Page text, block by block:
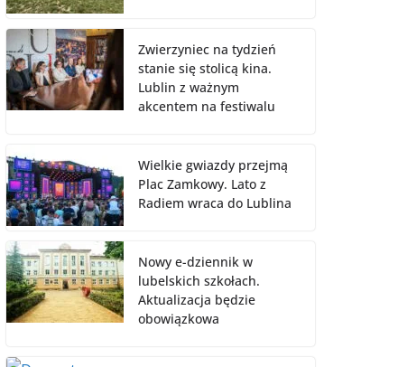
Zwierzyniec na tydzień
stanie się stolicą kina.
Lublin z ważnym
akcentem na festiwalu
Wielkie gwiazdy przejmą
Plac Zamkowy. Lato z
Radiem wraca do Lublina
Nowy e-dziennik w
lubelskich szkołach.
Aktualizacja będzie
obowiązkowa